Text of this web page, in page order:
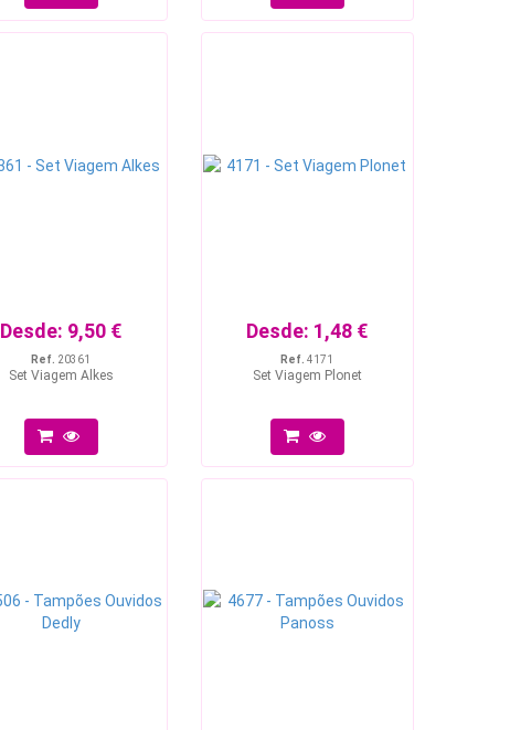
Desde: 9,50 €
Ref. 20361
Set Viagem Alkes
Desde: 1,48 €
Ref. 4171
Set Viagem Plonet